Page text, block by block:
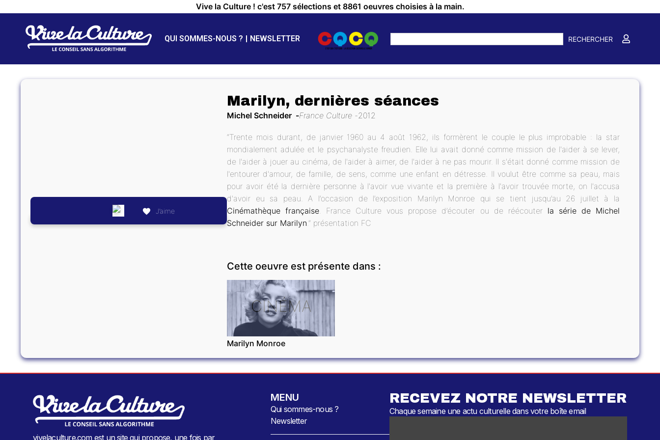
Vive la Culture ! c'est 757 sélections et 8861 oeuvres choisies à la main.
QUI SOMMES-NOUS ? NEWSLETTER RECHERCHER
J’aime
Marilyn, dernières séances
Michel Schneider France Culture 2012
“Trente mois durant, de janvier 1960 au 4 août 1962, ils formèrent le couple le plus improbable : la star
mondialement adulée et le psychanalyste freudien. Elle lui avait donné comme mission de l'aider à se lever,
de l'aider à jouer au cinéma, de l'aider à aimer, de l'aider à ne pas mourir. Il s'était donné comme mission de
l'entourer d'amour, de famille, de sens, comme une enfant en détresse. Il voulut être comme sa peau, mais
pour avoir été la dernière personne à l'avoir vue vivante et la première à l'avoir trouvée morte, on l'accusa
d'avoir eu sa peau. A l’occasion de l’exposition Marilyn Monroe qui se tient jusqu’au 26 juillet à la
Cinémathèque française. France Culture vous propose d’écouter ou de réécouter la série de Michel
Schneider sur Marilyn.” présentation FC
Cette oeuvre est présente dans :
CINÉMA
Marilyn Monroe
vivelaculture.com est un site qui propose, une fois par
MENU
Qui sommes-nous ?
Newsletter
RECEVEZ NOTRE NEWSLETTER
Chaque semaine une actu culturelle dans votre boîte email